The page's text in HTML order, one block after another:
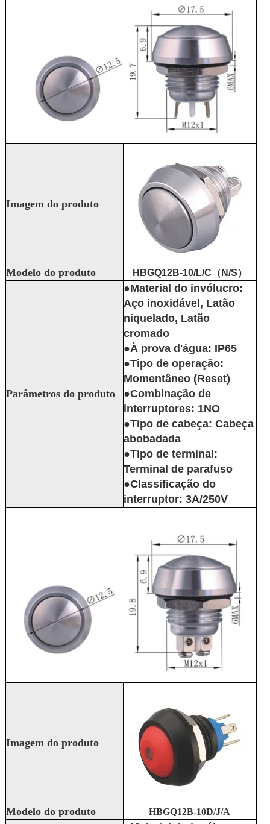
Imagem do produto
Modelo do produto HBGQ12B-10/L/C（N/S）
Parâmetros do produto
●Material do invólucro:
Aço inoxidável, Latão
niquelado, Latão
cromado
●À prova d'água: IP65
●Tipo de operação:
Momentâneo (Reset)
●Combinação de
interruptores: 1NO
●Tipo de cabeça: Cabeça
abobadada
●Tipo de terminal:
Terminal de parafuso
●Classificação do
interruptor: 3A/250V
Imagem do produto
Modelo do produto HBGQ12B-10D/J/A